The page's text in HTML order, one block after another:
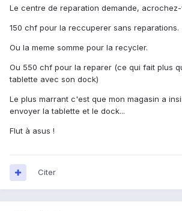
Le centre de reparation demande, acrochez-
150 chf pour la reccuperer sans reparations.
Ou la meme somme pour la recycler.
Ou 550 chf pour la reparer (ce qui fait plus
tablette avec son dock)
Le plus marrant c'est que mon magasin a
envoyer la tablette et le dock...
Flut à asus !
Citer